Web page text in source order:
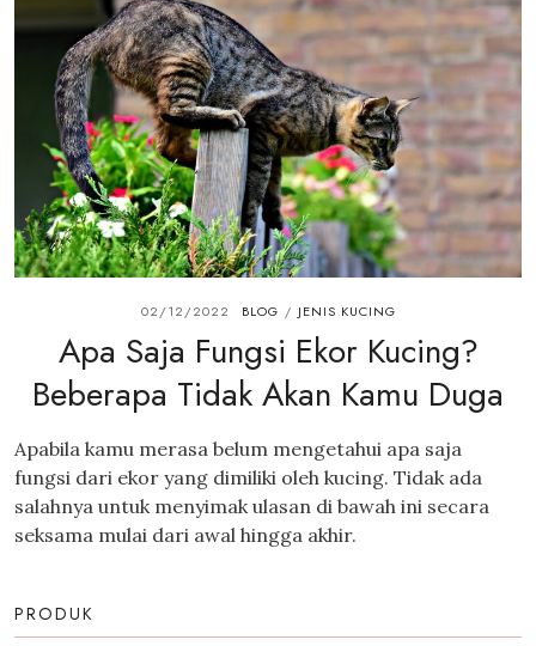
02/12/2022 BLOG / JENIS KUCING
Apa Saja Fungsi Ekor Kucing?
Beberapa Tidak Akan Kamu Duga
Apabila kamu merasa belum mengetahui apa saja
fungsi dari ekor yang dimiliki oleh kucing. Tidak ada
salahnya untuk menyimak ulasan di bawah ini secara
seksama mulai dari awal hingga akhir.
PRODUK